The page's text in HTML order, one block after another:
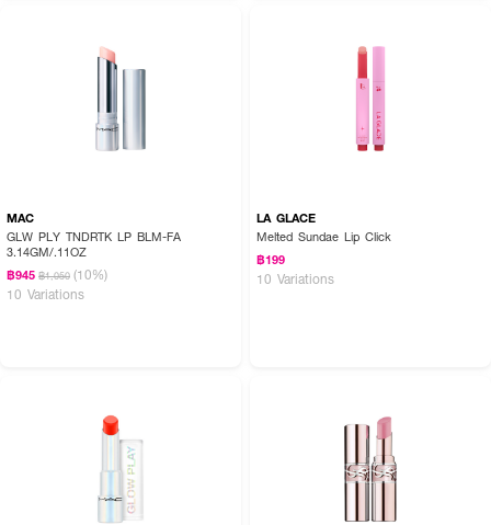
MAC
GLW PLY TNDRTK LP BLM-FA
3.14GM/.11OZ
฿945 ฿1,050 (10%)
10 Variations
LA GLACE
Melted Sundae Lip Click
฿199
10 Variations